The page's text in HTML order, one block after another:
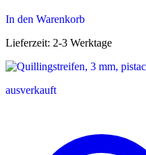
In den Warenkorb
Lieferzeit: 2-3 Werktage
ausverkauft